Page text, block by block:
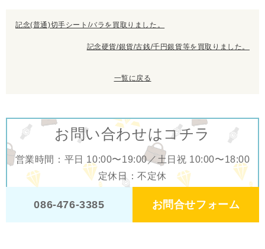
記念(普通)切手シート/バラを買取りました。
記念硬貨/銀貨/古銭/千円銀貨等を買取りました。
一覧に戻る
お問い合わせはコチラ
営業時間：平日 10:00〜19:00／土日祝 10:00〜18:00
定休日：不定休
086-476-3385 お問合せフォーム